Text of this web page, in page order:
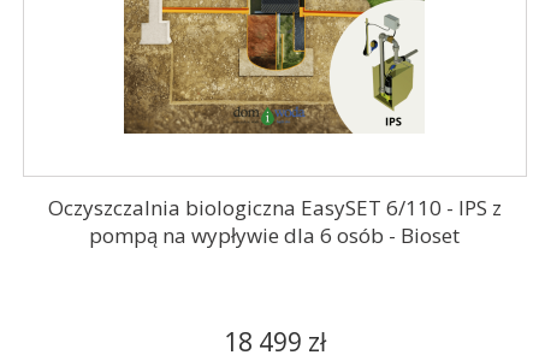
Oczyszczalnia biologiczna EasySET 6/110 - IPS z
pompą na wypływie dla 6 osób - Bioset
18 499 zł